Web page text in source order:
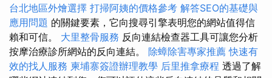
台北地區外燴選擇 打掃阿姨的價格參考 解答SEO的基礎與
應用問題 的關鍵要素，它向搜尋引擎表明您的網站值得信
賴和可信。 大里整骨服務 反向連結檢查器工具可讓您分析
按摩治療診所網站的反向連結。 除蟑除害專家推薦 快速有
效的找人服務 柬埔寨簽證辦理教學 后里推拿療程 透過了解